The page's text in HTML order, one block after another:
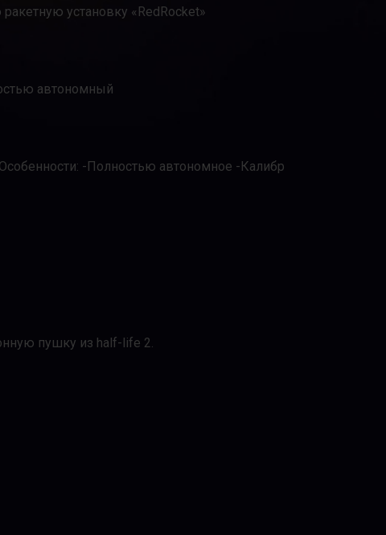
установку «RedRocket»
автономный
-Полностью автономное -Калибр
пушку из half-life 2.